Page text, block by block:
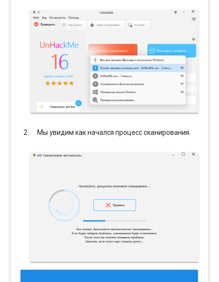
Мы увидим как начался процесс сканирования.